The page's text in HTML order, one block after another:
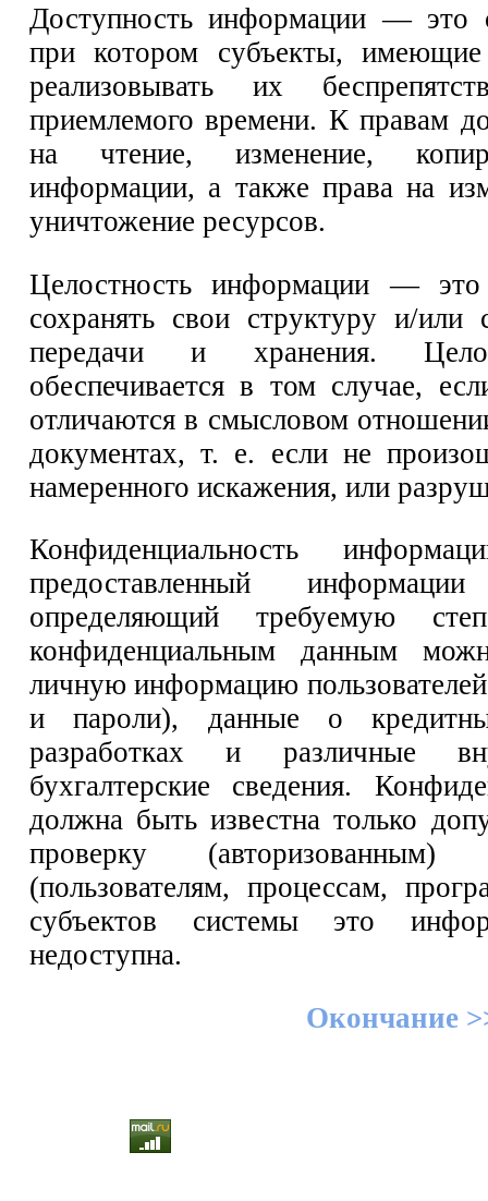
Доступность информации — это
при котором субъекты,
реализовывать их
приемлемого времени. К правам
на чтение, изменение,
информации, а также права на
уничтожение ресурсов.
Целостность информации — это
сохранять свои структуру и/или
передачи и хранения.
обеспечивается в том случае,
отличаются в смысловом
документах, т. е. если не
намеренного искажения, или
Конфиденциальность
предоставленный
определяющий требуемую
конфиденциальным данным
личную информацию
и пароли), данные о
разработках и различные
бухгалтерские сведения.
должна быть известна только
проверку (авторизованным)
(пользователям, процессам,
субъектов системы это
недоступна.
Окончание